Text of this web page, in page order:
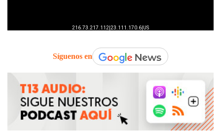
Síguenos en